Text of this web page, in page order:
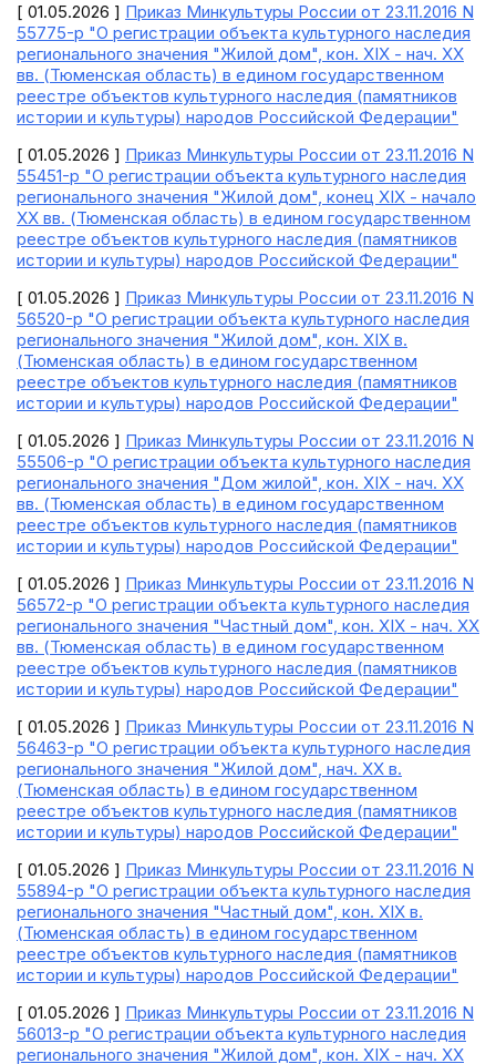
[ 01.05.2026 ] Приказ Минкультуры России от 23.11.2016 N
55775-р "О регистрации объекта культурного наследия
регионального значения "Жилой дом", кон. XIX - нач. XX
вв. (Тюменская область) в едином государственном
реестре объектов культурного наследия (памятников
истории и культуры) народов Российской Федерации"
[ 01.05.2026 ] Приказ Минкультуры России от 23.11.2016 N
55451-р "О регистрации объекта культурного наследия
регионального значения "Жилой дом", конец XIX - начало
XX вв. (Тюменская область) в едином государственном
реестре объектов культурного наследия (памятников
истории и культуры) народов Российской Федерации"
[ 01.05.2026 ] Приказ Минкультуры России от 23.11.2016 N
56520-р "О регистрации объекта культурного наследия
регионального значения "Жилой дом", кон. XIX в.
(Тюменская область) в едином государственном
реестре объектов культурного наследия (памятников
истории и культуры) народов Российской Федерации"
[ 01.05.2026 ] Приказ Минкультуры России от 23.11.2016 N
55506-р "О регистрации объекта культурного наследия
регионального значения "Дом жилой", кон. XIX - нач. XX
вв. (Тюменская область) в едином государственном
реестре объектов культурного наследия (памятников
истории и культуры) народов Российской Федерации"
[ 01.05.2026 ] Приказ Минкультуры России от 23.11.2016 N
56572-р "О регистрации объекта культурного наследия
регионального значения "Частный дом", кон. XIX - нач. XX
вв. (Тюменская область) в едином государственном
реестре объектов культурного наследия (памятников
истории и культуры) народов Российской Федерации"
[ 01.05.2026 ] Приказ Минкультуры России от 23.11.2016 N
56463-р "О регистрации объекта культурного наследия
регионального значения "Жилой дом", нач. XX в.
(Тюменская область) в едином государственном
реестре объектов культурного наследия (памятников
истории и культуры) народов Российской Федерации"
[ 01.05.2026 ] Приказ Минкультуры России от 23.11.2016 N
55894-р "О регистрации объекта культурного наследия
регионального значения "Частный дом", кон. XIX в.
(Тюменская область) в едином государственном
реестре объектов культурного наследия (памятников
истории и культуры) народов Российской Федерации"
[ 01.05.2026 ] Приказ Минкультуры России от 23.11.2016 N
56013-р "О регистрации объекта культурного наследия
регионального значения "Жилой дом", кон. XIX - нач. XX